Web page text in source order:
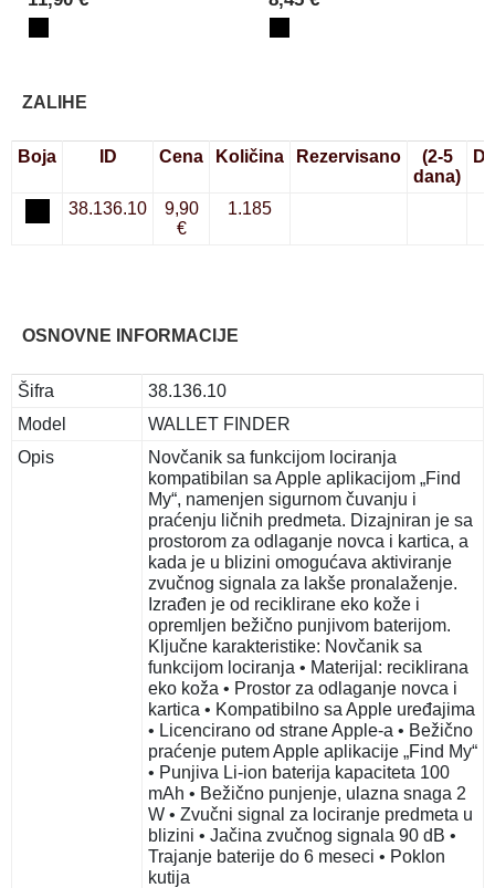
ZALIHE
Boja ID Cena Količina Rezervisano
(2-5
dana)
38.136.10
9,90
€
1.185
OSNOVNE INFORMACIJE
Šifra
38.136.10
Model
WALLET FINDER
Opis
Novčanik sa funkcijom lociranja
kompatibilan sa Apple aplikacijom „Find
My“, namenjen sigurnom čuvanju i
praćenju ličnih predmeta. Dizajniran je sa
prostorom za odlaganje novca i kartica, a
kada je u blizini omogućava aktiviranje
zvučnog signala za lakše pronalaženje.
Izrađen je od reciklirane eko kože i
opremljen bežično punjivom baterijom.
Ključne karakteristike: Novčanik sa
funkcijom lociranja • Materijal: reciklirana
eko koža • Prostor za odlaganje novca i
kartica • Kompatibilno sa Apple uređajima
• Licencirano od strane Apple-a • Bežično
praćenje putem Apple aplikacije „Find My“
• Punjiva Li-ion baterija kapaciteta 100
mAh • Bežično punjenje, ulazna snaga 2
W • Zvučni signal za lociranje predmeta u
blizini • Jačina zvučnog signala 90 dB •
Trajanje baterije do 6 meseci • Poklon
kutija